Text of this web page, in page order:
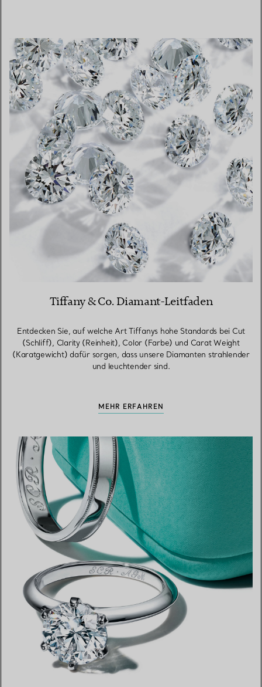
Tiffany & Co. Diamant-Leitfaden
Entdecken Sie, auf welche Art Tiffanys hohe Standards bei Cut
(Schliff), Clarity (Reinheit), Color (Farbe) und Carat Weight
(Karatgewicht) dafür sorgen, dass unsere Diamanten strahlender
und leuchtender sind.
MEHR ERFAHREN